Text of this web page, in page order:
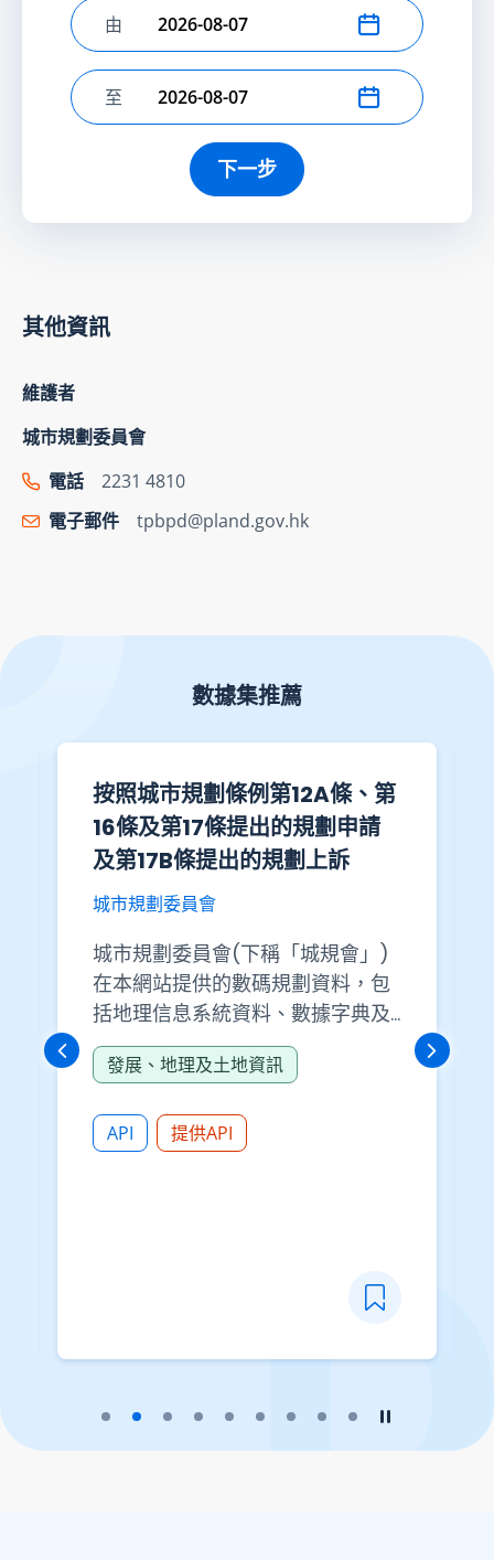
選擇開始日期
由
選擇結束日期
至
下一步
其他資訊
維護者
城市規劃委員會
電話
2231 4810
電子郵件
tpbpd@pland.gov.hk
數據集推薦
按照城市規劃條例第12A條、第
16條及第17條提出的規劃申請
及第17B條提出的規劃上訴
城市規劃委員會
城市規劃委員會(下稱「城規會」)
在本網站提供的數碼規劃資料，包
括地理信息系統資料、數據字典及
地理信息系統資料的使用指引，均
可供下載。請注意，在使用資料
數碼規劃資料的使用條款所約束。
發展、地理及土地資訊
API 提供API